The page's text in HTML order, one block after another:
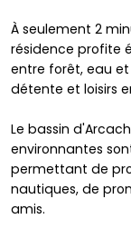
À seulement 2
résidence profite
entre forêt, eau
détente et loisirs
Le bassin
environnantes
permettant de
nautiques, de
amis.